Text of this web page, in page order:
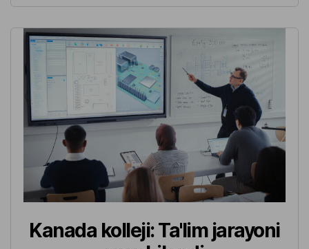
Kanada kolleji: Ta'lim jarayoni